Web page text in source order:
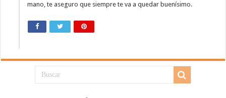
mano, te aseguro que siempre te va a quedar buenísimo.